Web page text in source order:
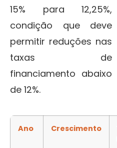
15% para 12,25%,
condição que deve
permitir reduções nas
taxas de
financiamento abaixo
de 12%.
Ano Crescimento